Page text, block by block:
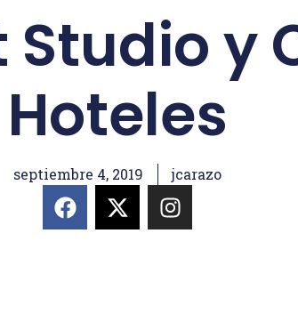
y
Hoteles
septiembre 4, 2019 jcarazo